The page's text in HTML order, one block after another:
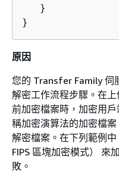
   }
}
原因
您的 Transfer Family 伺
解密工作流程步驟。在
前加密檔案時，加密用
稱加密演算法的加密檔
解密檔案。在下列範例中
FIPS 區塊加密模式） 來
敗。